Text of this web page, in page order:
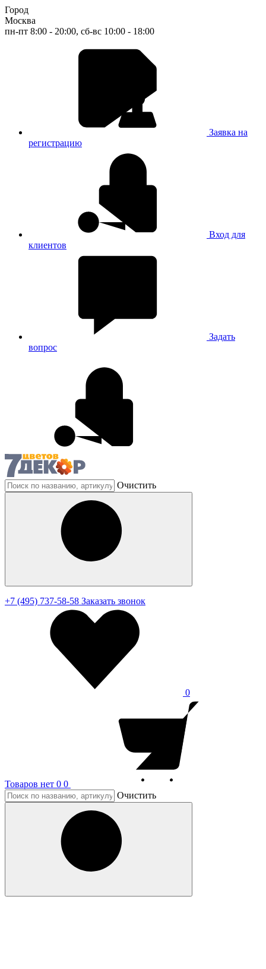
Город
Москва
пн-пт 8:00 - 20:00, сб-вс 10:00 - 18:00
Заявка на
регистрацию
Вход для
клиентов
Задать
вопрос
Очистить
+7 (495) 737-58-58 Заказать звонок
0
Товаров нет 0 0
Очистить